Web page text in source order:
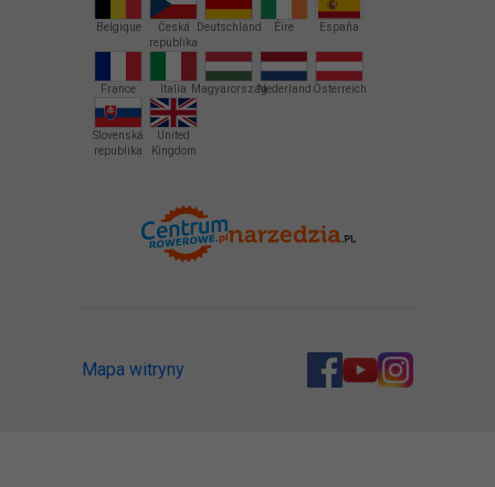
Belgique
Česká
republika
Deutschland Éire España
France Italia MagyarországNederland Österreich
Slovenská
republika
United
Kingdom
Mapa witryny